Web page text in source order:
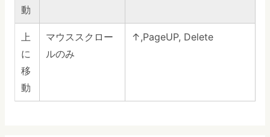
動
上
に
移
動
マウススクロー
ルのみ
↑,PageUP, Delete